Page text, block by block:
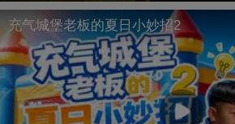
充气城堡老板的夏日小妙招2